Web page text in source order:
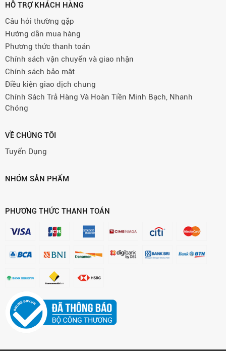
HỖ TRỢ KHÁCH HÀNG
Câu hỏi thường gặp
Hướng dẫn mua hàng
Phương thức thanh toán
Chính sách vận chuyển và giao nhận
Chính sách bảo mật
Điều kiện giao dịch chung
Chính Sách Trả Hàng Và Hoàn Tiền Minh Bạch, Nhanh
Chóng
VỀ CHÚNG TÔI
Tuyển Dụng
NHÓM SẢN PHẨM
PHƯƠNG THỨC THANH TOÁN